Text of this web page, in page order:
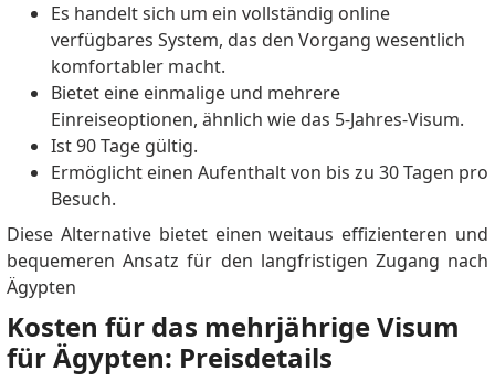
Es handelt sich um ein vollständig online
verfügbares System, das den Vorgang wesentlich
komfortabler macht.
Bietet eine einmalige und mehrere
Einreiseoptionen, ähnlich wie das 5-Jahres-Visum.
Ist 90 Tage gültig.
Ermöglicht einen Aufenthalt von bis zu 30 Tagen pro
Besuch.
Diese Alternative bietet einen weitaus effizienteren und
bequemeren Ansatz für den langfristigen Zugang nach
Ägypten
Kosten für das mehrjährige Visum
für Ägypten: Preisdetails